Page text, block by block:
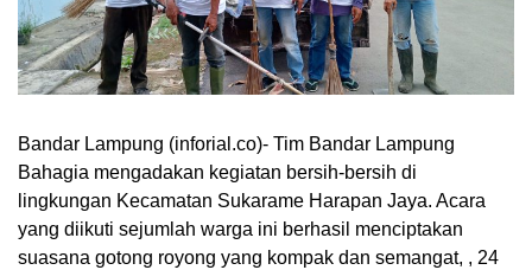
Bandar Lampung (inforial.co)- Tim Bandar Lampung
Bahagia mengadakan kegiatan bersih-bersih di
lingkungan Kecamatan Sukarame Harapan Jaya. Acara
yang diikuti sejumlah warga ini berhasil menciptakan
suasana gotong royong yang kompak dan semangat, , 24